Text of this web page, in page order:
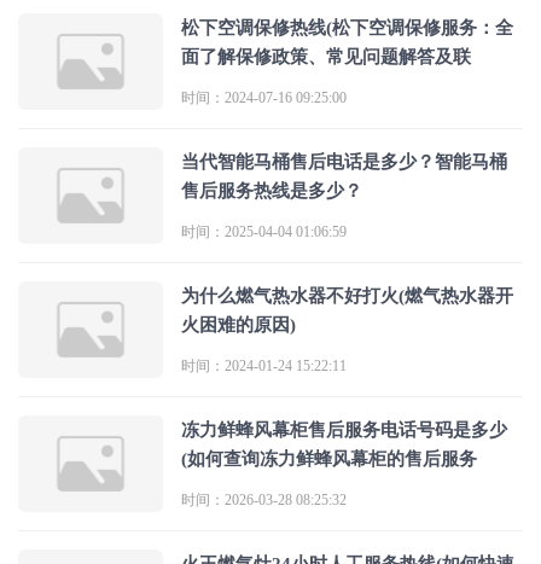
松下空调保修热线(松下空调保修服务：全
面了解保修政策、常见问题解答及联
时间：2024-07-16 09:25:00
当代智能马桶售后电话是多少？智能马桶
售后服务热线是多少？
时间：2025-04-04 01:06:59
为什么燃气热水器不好打火(燃气热水器开
火困难的原因)
时间：2024-01-24 15:22:11
冻力鲜蜂风幕柜售后服务电话号码是多少
(如何查询冻力鲜蜂风幕柜的售后服务
时间：2026-03-28 08:25:32